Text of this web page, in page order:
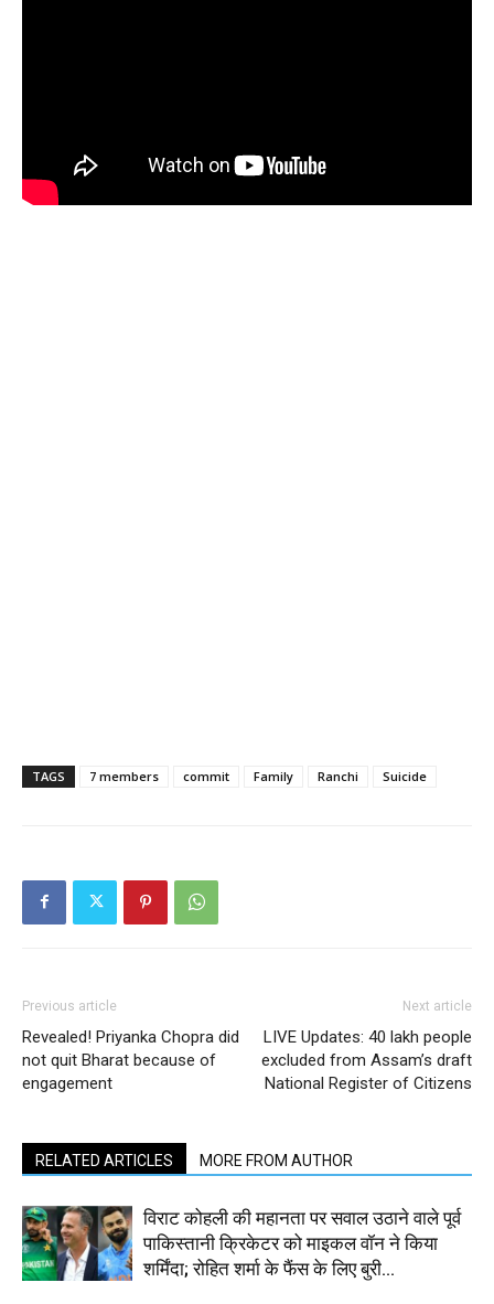
TAGS 7 members commit Family Ranchi Suicide
Previous article
Revealed! Priyanka Chopra did
not quit Bharat because of
engagement
Next article
LIVE Updates: 40 lakh people
excluded from Assam’s draft
National Register of Citizens
RELATED ARTICLES MORE FROM AUTHOR
विराट कोहली की महानता पर सवाल उठाने वाले पूर्व
पाकिस्तानी क्रिकेटर को माइकल वॉन ने किया
शर्मिंदा; रोहित शर्मा के फैंस के लिए बुरी...